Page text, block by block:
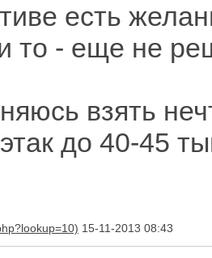
есть
то - еще не
взять
до 40-45
15-11-2013 08:43